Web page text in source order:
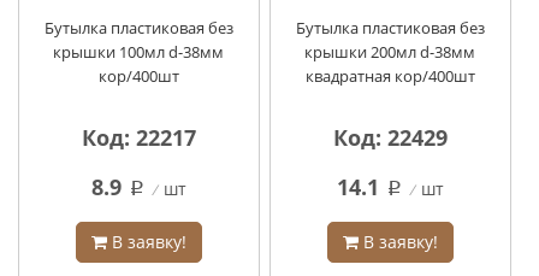
Бутылка пластиковая без
крышки 100мл d-38мм
кор/400шт
Код: 22217
8.9 q шт
В заявку!
Бутылка пластиковая без
крышки 200мл d-38мм
квадратная кор/400шт
Код: 22429
14.1
q шт
В заявку!